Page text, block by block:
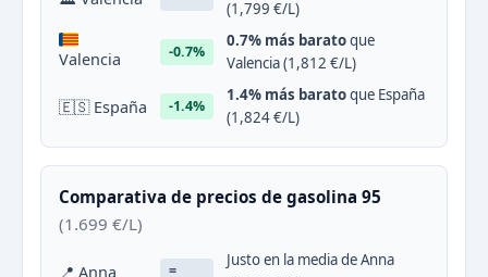
(1,799 €/L)
Valencia -0.7%
0.7% más baratoque
Valencia (1,812 €/L)
🇪🇸 España -1.4%
1.4% más baratoque España
(1,824 €/L)
Comparativa de precios de gasolina 95
(1.699 €/L)
📍 Anna =
Justo en la media de Anna